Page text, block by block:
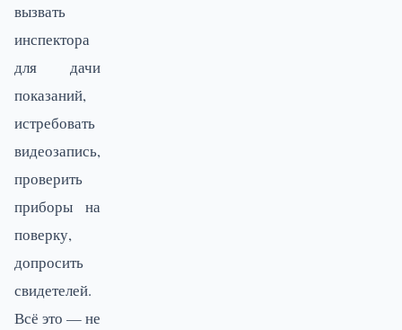
вызвать
инспектора
для дачи
показаний,
истребовать
видеозапись,
проверить
приборы на
поверку,
допросить
свидетелей.
Всё это — не